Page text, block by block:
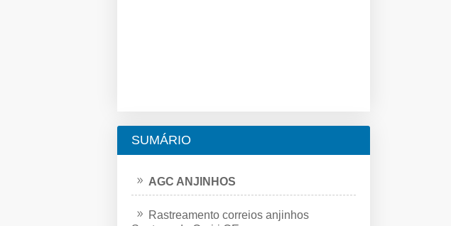
SUMÁRIO
AGC ANJINHOS
Rastreamento correios anjinhos